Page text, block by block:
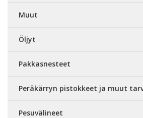
Muut
Öljyt
Pakkasnesteet
Peräkärryn pistokkeet ja muut
Pesuvälineet